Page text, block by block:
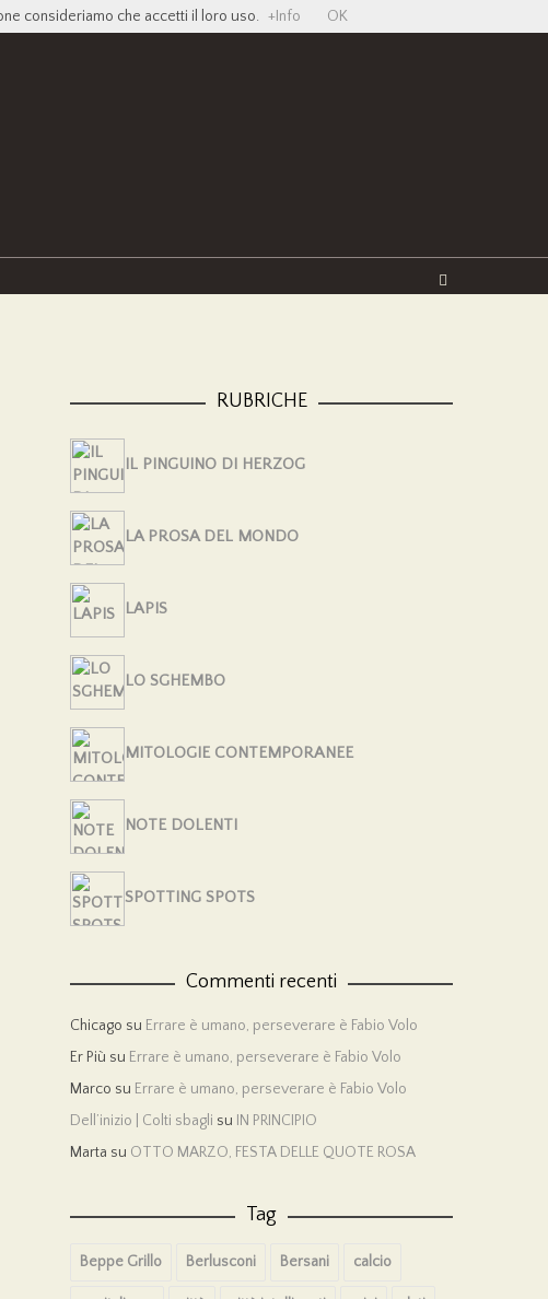
RUBRICHE
IL PINGUINO DI HERZOG
LA PROSA DEL MONDO
LAPIS
LO SGHEMBO
MITOLOGIE CONTEMPORANEE
NOTE DOLENTI
SPOTTING SPOTS
Commenti recenti
Chicago su Errare è umano, perseverare è Fabio Volo
Er Più su Errare è umano, perseverare è Fabio Volo
Marco su Errare è umano, perseverare è Fabio Volo
Dell’inizio | Colti sbagli su IN PRINCIPIO
Marta su OTTO MARZO, FESTA DELLE QUOTE ROSA
Tag
Beppe Grillo Berlusconi Bersani calcio
consideriamo che accetti il loro uso. +Info OK